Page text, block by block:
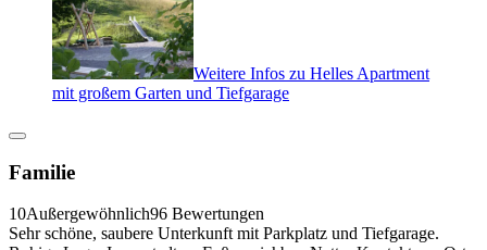
Weitere Infos zu Helles Apartment
mit großem Garten und Tiefgarage
Familie
10Außergewöhnlich96 Bewertungen
Sehr schöne, saubere Unterkunft mit Parkplatz und Tiefgarage.